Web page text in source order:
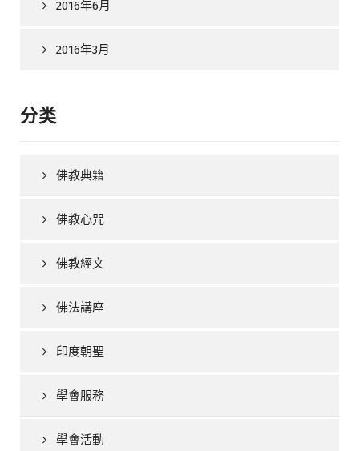
2016年6月
2016年3月
分类
佛教典籍
佛教心咒
佛教經文
佛法講座
印度朝聖
學會服務
學會活動